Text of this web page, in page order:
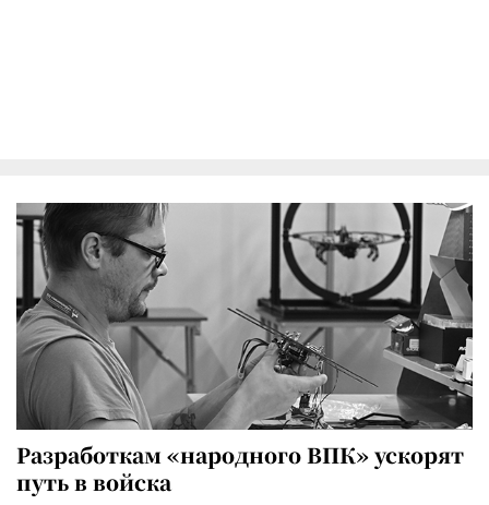
Разработкам «народного ВПК» ускорят
путь в войска